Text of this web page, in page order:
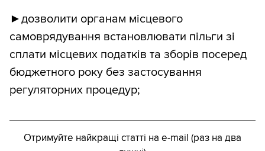
►дозволити органам місцевого
самоврядування встановлювати пільги зі
сплати місцевих податків та зборів посеред
бюджетного року без застосування
регуляторних процедур;
Отримуйте найкращі статті на e-mail (раз на два